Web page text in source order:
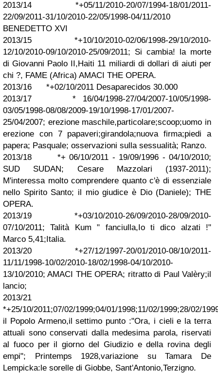
2013/14 *+05/11/2010-20/07/1994-18/01/2011-
22/09/2011-31/10/2010-22/05/1998-04/11/2010
BENEDETTO XVI
2013/15 *+10/10/2010-02/06/1998-29/10/2010-
12/10/2010-09/10/2010-25/09/2011; Si cambia! la morte
di Giovanni Paolo II,Haiti 11 miliardi di dollari di aiuti per
chi ?, FAME (Africa) AMACI THE OPERA.
2013/16 *+02/10/2011 Desaparecidos 30.000
2013/17 * 16/04/1998-27/04/2007-10/05/1998-
03/05/1998-08/08/2009-19/10/1998-17/01/2007-
25/04/2007; erezione maschile,particolare;scoop;uomo in
erezione con 7 papaveri;girandola;nuova firma;piedi a
papera; Pasquale; osservazioni sulla sessualità; Ranzo.
2013/18 *+ 06/10/2011 - 19/09/1996 - 04/10/2010;
SUD SUDAN; Cesare Mazzolari (1937-2011);
M'interessa molto comprendere quanto c'è di essenziale
nello Spirito Santo; il mio giudice è Dio (Daniele); THE
OPERA.
2013/19 *+03/10/2010-26/09/2010-28/09/2010-
07/10/2011; Talità Kum " fanciulla,Io ti dico alzati !"
Marco 5,41;Italia.
2013/20 *+27/12/1997-20/01/2010-08/10/2011-
11/11/1998-10/02/2010-18/02/1998-04/10/2010-
13/10/2010; AMACI THE OPERA; ritratto di Paul Valèry;il
lancio;
2013/21
*+25/10/2011;07/02/1999;04/01/1998;11/02/1999;28/02/
il Popolo Armeno,il settimo punto :"Ora, i cieli e la terra
attuali sono conservati dalla medesima parola, riservati
al fuoco per il giorno del Giudizio e della rovina degli
empi"; Printemps 1928,variazione su Tamara De
Lempicka:le sorelle di Giobbe, Sant'Antonio,Terzigno.